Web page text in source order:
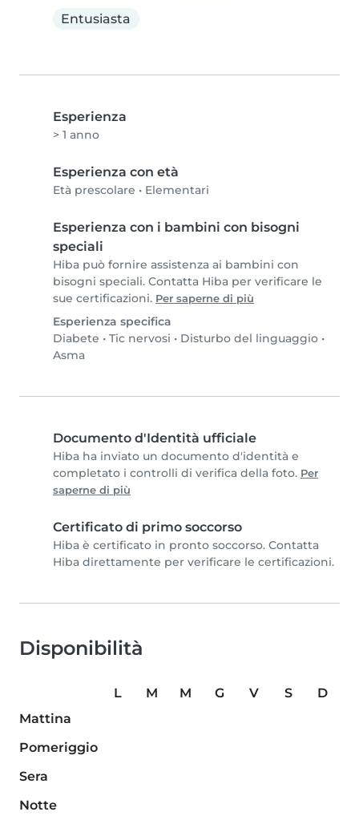
Entusiasta
Esperienza
> 1 anno
Esperienza con età
Età prescolare • Elementari
Esperienza con i bambini con bisogni
speciali
Hiba può fornire assistenza ai bambini con
bisogni speciali. Contatta Hiba per verificare le
sue certificazioni. Per saperne di più
Esperienza specifica
Diabete • Tic nervosi • Disturbo del linguaggio •
Asma
Documento d'Identità ufficiale
Hiba ha inviato un documento d'identità e
completato i controlli di verifica della foto. Per
saperne di più
Certificato di primo soccorso
Hiba è certificato in pronto soccorso. Contatta
Hiba direttamente per verificare le certificazioni.
Disponibilità
L M M G V S
D
Mattina
Pomeriggio
Sera
Notte